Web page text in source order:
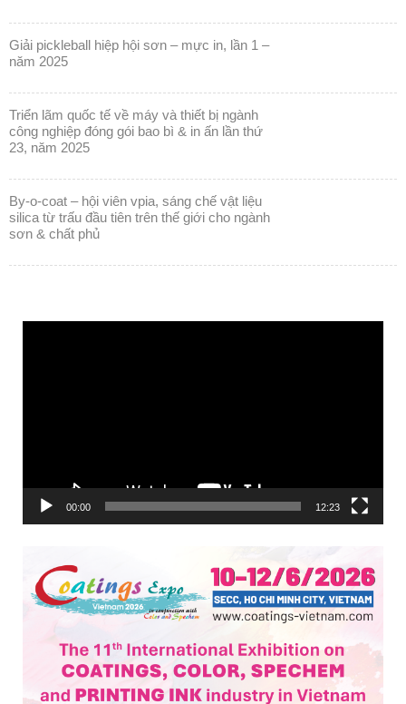
giải pickleball hiệp hội sơn – mực in, lần 1 –
năm 2025
triển lãm quốc tế về máy và thiết bị ngành
công nghiệp đóng gói bao bì & in ấn lần thứ
23, năm 2025
by-o-coat – hội viên vpia, sáng chế vật liệu
silica từ trấu đầu tiên trên thế giới cho ngành
sơn & chất phủ
00:00 12:23